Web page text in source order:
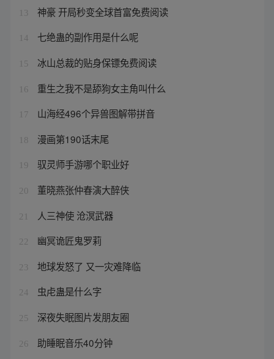
13 神豪 开局秒变全球首富免费阅读
14 七绝蛊的副作用是什么呢
15 冰山总裁的贴身保镖免费阅读
16 重生之我不是舔狗女主角叫什么
17 山海经496个异兽图解带拼音
18 漫画第190话末尾
19 驭灵师手游哪个职业好
20 董晓燕张仲春演大醉侠
21 人三神使 沧溟武器
22 幽冥诡匠鬼罗莉
23 地球发怒了 又一灾难降临
24 虫虍蛊是什么字
25 深夜失眠图片发朋友圈
26 助睡眠音乐40分钟